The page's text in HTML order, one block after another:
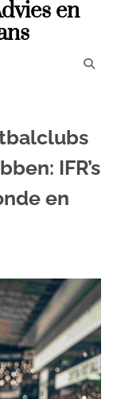
en
IFR’s
en